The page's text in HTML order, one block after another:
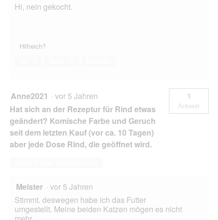
Hi, nein gekocht.
Hilfreich?
Anne2021 · vor 5 Jahren
Hat sich an der Rezeptur für Rind etwas
geändert? Komische Farbe und Geruch
seit dem letzten Kauf (vor ca. 10 Tagen)
aber jede Dose Rind, die geöffnet wird.
1
Antwort
Meister · vor 5 Jahren
Stimmt. deswegen habe ich das Futter
umgestellt. Meine beiden Katzen mögen es nicht